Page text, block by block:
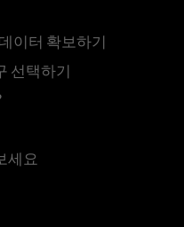
이터 확보하기
선택하기
세요